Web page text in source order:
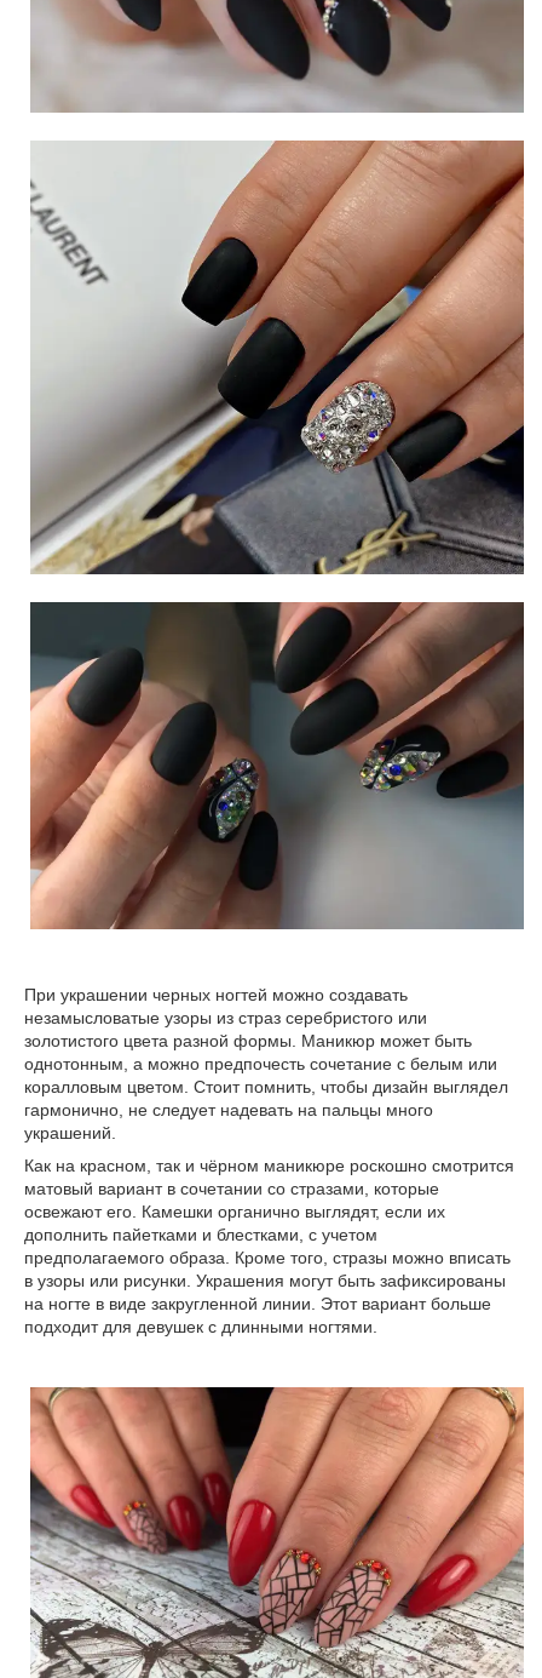
При украшении черных ногтей можно создавать
незамысловатые узоры из страз серебристого или
золотистого цвета разной формы. Маникюр может быть
однотонным, а можно предпочесть сочетание с белым или
коралловым цветом. Стоит помнить, чтобы дизайн выглядел
гармонично, не следует надевать на пальцы много
украшений.
Как на красном, так и чёрном маникюре роскошно смотрится
матовый вариант в сочетании со стразами, которые
освежают его. Камешки органично выглядят, если их
дополнить пайетками и блестками, с учетом
предполагаемого образа. Кроме того, стразы можно вписать
в узоры или рисунки. Украшения могут быть зафиксированы
на ногте в виде закругленной линии. Этот вариант больше
подходит для девушек с длинными ногтями.